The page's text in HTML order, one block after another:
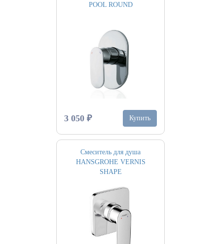
POOL ROUND
3 050 ₽ Купить
Смеситель для душа
HANSGROHE VERNIS
SHAPE